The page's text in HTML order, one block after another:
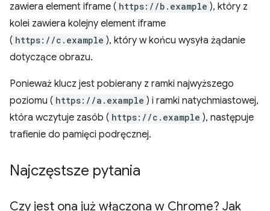
zawiera element iframe ( https://b.example ), który z
kolei zawiera kolejny element iframe
( https://c.example ), który w końcu wysyła żądanie
dotyczące obrazu.
Ponieważ klucz jest pobierany z ramki najwyższego
poziomu ( https://a.example ) i ramki natychmiastowej,
która wczytuje zasób ( https://c.example ), następuje
trafienie do pamięci podręcznej.
Najczęstsze pytania
Czy jest ona już włączona w Chrome? Jak